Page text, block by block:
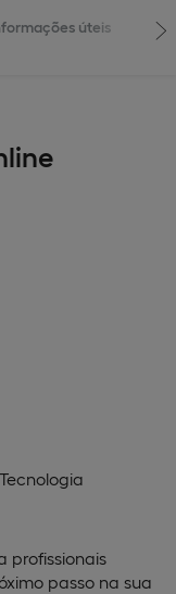
úteis
profissionais
passo na sua